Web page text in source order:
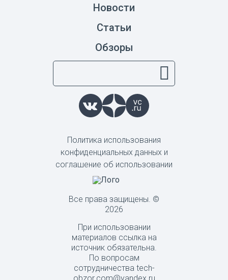
Все права защищены. ©
2026
При использовании
материалов ссылка на
источник обязательна.
По вопросам
сотрудничества tech-
Новости
Статьи
Обзоры
Политика использования
конфиденциальных данных и
соглашение об использовании